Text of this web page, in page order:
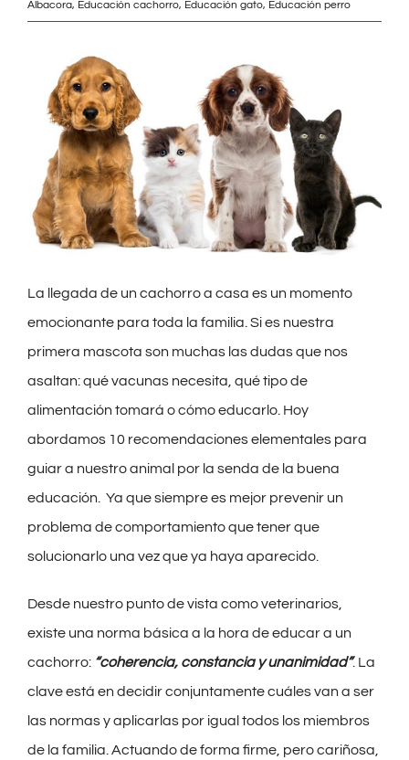
Albacora, Educación cachorro, Educación gato, Educación perro
La llegada de un cachorro a casa es un momento
emocionante para toda la familia. Si es nuestra
primera mascota son muchas las dudas que nos
asaltan: qué vacunas necesita, qué tipo de
alimentación tomará o cómo educarlo. Hoy
abordamos 10 recomendaciones elementales para
guiar a nuestro animal por la senda de la buena
educación. Ya que siempre es mejor prevenir un
problema de comportamiento que tener que
solucionarlo una vez que ya haya aparecido.
Desde nuestro punto de vista como veterinarios,
existe una norma básica a la hora de educar a un
cachorro: “coherencia, constancia y unanimidad”. La
clave está en decidir conjuntamente cuáles van a ser
las normas y aplicarlas por igual todos los miembros
de la familia. Actuando de forma firme, pero cariñosa,